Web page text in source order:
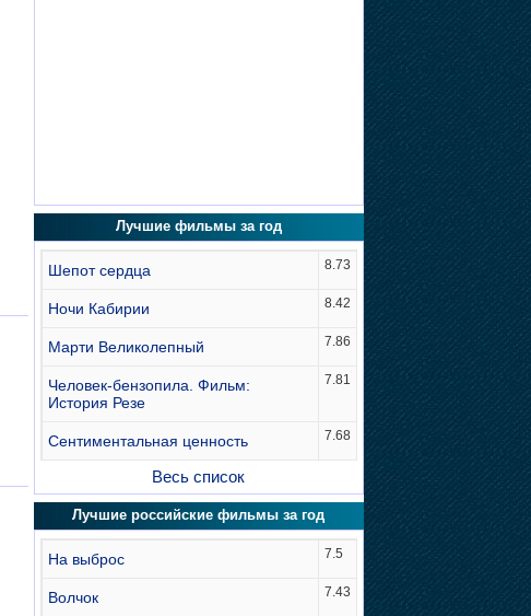
Лучшие фильмы за год
Шепот сердца 8.73
Ночи Кабирии 8.42
Марти Великолепный 7.86
Человек-бензопила. Фильм:
История Резе
7.81
Сентиментальная ценность 7.68
Весь список
Лучшие российские фильмы за год
На выброс 7.5
Волчок 7.43